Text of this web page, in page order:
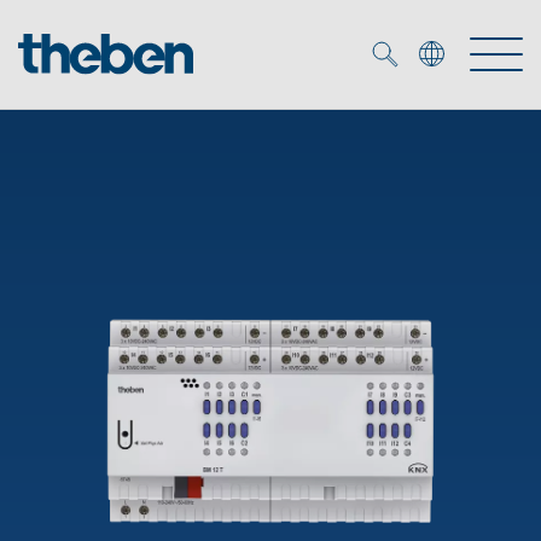
Smart Home
Détecteurs de présence et de mouvement
Spots LED
Solutions OEM
Experts OEM
Références
Solutions
Contrôle du temps et de la lumière
Commande d'éclairage DALI-2
Médiathèque
Entreprise